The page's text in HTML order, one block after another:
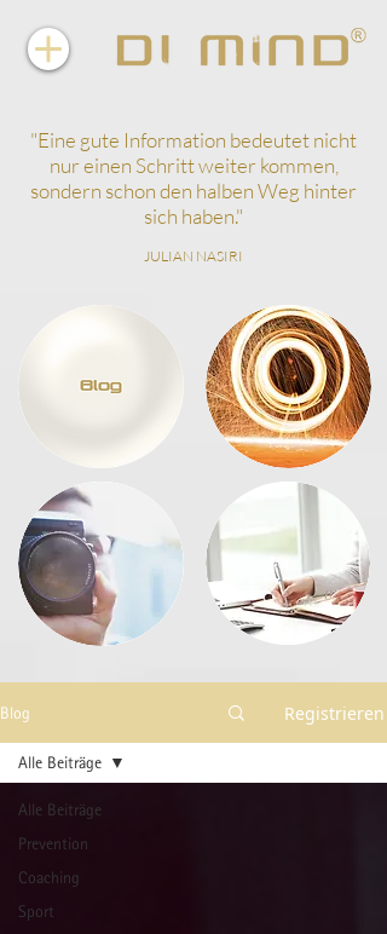
"Eine gute Information bedeutet nicht
nur einen Schritt weiter kommen,
sondern schon den halben Weg hinter
sich haben."
JULIAN NASIRI
Blog Registrieren
Alle Beiträge
Prevention
Coaching
Sport
Alle Beiträge